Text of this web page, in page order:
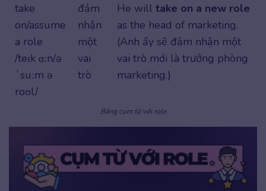
take
on/assume
a role
/teɪk ɑːn/ə
ˈsuːm ə
roʊl/
đảm
nhận
một
vai
trò
He will take on a new role
as the head of marketing.
(Anh ấy sẽ đảm nhận một
vai trò mới là trưởng phòng
marketing.)
Bảng cụm từ với role